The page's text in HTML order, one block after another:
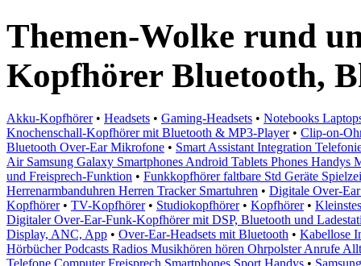
Themen-Wolke rund
Kopfhörer Bluetooth,
Akku-Kopfhörer• Headsets • Gaming-Headsets • Notebooks
Knochenschall-Kopfhörer mit Bluetooth & MP3-Player• Clip-on-
Bluetooth Over-Ear Mikrofone • Smart Assistant Integration
Air Samsung Galaxy Smartphones Android Tablets Phones Handys
und Freisprech-Funktion • Funkkopfhörer faltbare Std Geräte
Herrenarmbanduhren Herren Tracker Smartuhren • Digitale Over-
Kopfhörer• TV-Kopfhörer• Studiokopfhörer• Kopfhörer•
Digitaler Over-Ear-Funk-Kopfhörer mit DSP, Bluetooth und
Display, ANC, App • Over-Ear-Headsets mit Bluetooth • Kabellose
Hörbücher Podcasts Radios Musikhören hören Ohrpolster Anrufe
Telefone Computer Freisprech Smartphones Sport Handys •